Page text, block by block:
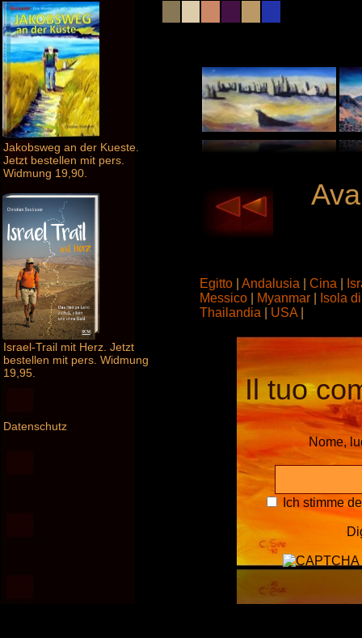
Jakobsweg an der Kueste.
Jetzt bestellen mit pers.
Widmung 19,90.
Israel-Trail mit Herz. Jetzt
bestellen mit pers. Widmung
19,95.
Datenschutz
Egitto Andalusia Cina
Messico
Myanmar
Isola
Thailandia
USA
Il tuo
Nome,
Ich stimme